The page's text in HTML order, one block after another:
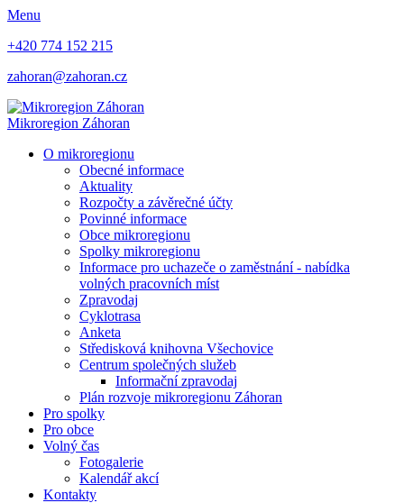
Menu
+420 774 152 215
zahoran@zahoran.cz
Mikroregion Záhoran
O mikroregionu
Obecné informace
Aktuality
Rozpočty a závěrečné účty
Povinné informace
Obce mikroregionu
Spolky mikroregionu
Informace pro uchazeče o zaměstnání - nabídka
volných pracovních míst
Zpravodaj
Cyklotrasa
Anketa
Středisková knihovna Všechovice
Centrum společných služeb
Informační zpravodaj
Plán rozvoje mikroregionu Záhoran
Pro spolky
Pro obce
Volný čas
Fotogalerie
Kalendář akcí
Kontakty